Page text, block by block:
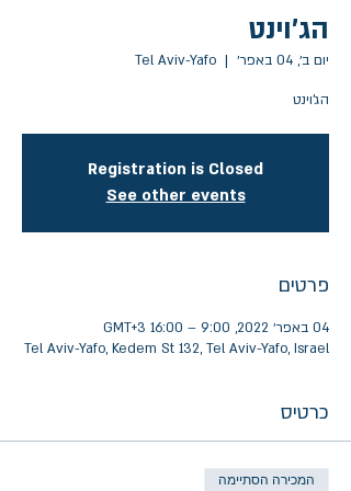
הג'וינט
יום ב׳, 04 באפר׳
  |
Tel Aviv-Yafo
הג'וינט
Registration is Closed
See other events
פרטים
04 באפר׳ 2022, 9:00 – 16:00 GMT‎+3‎
Tel Aviv-Yafo, Kedem St 132, Tel Aviv-Yafo, Israel
כרטיס
המכירה הסתיימה